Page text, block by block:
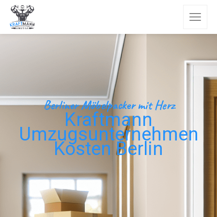
Berliner Möbelpacker mit Herz
Kraftmann
Umzugsunternehmen
Kosten Berlin